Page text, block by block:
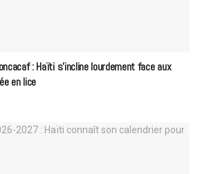
: Haïti s’incline lourdement face aux
en lice